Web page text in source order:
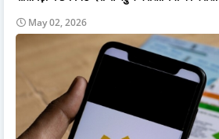
May 02, 2026